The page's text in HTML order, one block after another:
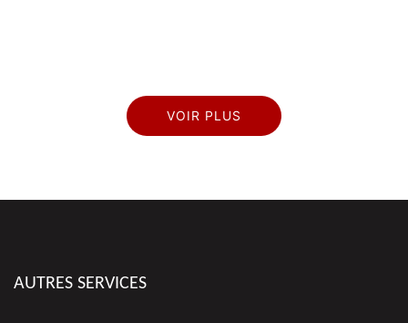
VOIR PLUS
AUTRES SERVICES